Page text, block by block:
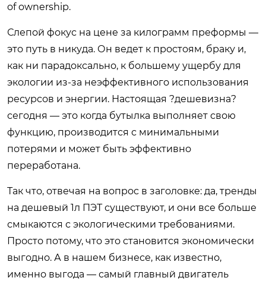
of ownership.
Слепой фокус на цене за килограмм преформы —
это путь в никуда. Он ведет к простоям, браку и,
как ни парадоксально, к большему ущербу для
экологии из-за неэффективного использования
ресурсов и энергии. Настоящая ?дешевизна?
сегодня — это когда бутылка выполняет свою
функцию, производится с минимальными
потерями и может быть эффективно
переработана.
Так что, отвечая на вопрос в заголовке: да, тренды
на дешевый 1л ПЭТ существуют, и они все больше
смыкаются с экологическими требованиями.
Просто потому, что это становится экономически
выгодно. А в нашем бизнесе, как известно,
именно выгода — самый главный двигатель